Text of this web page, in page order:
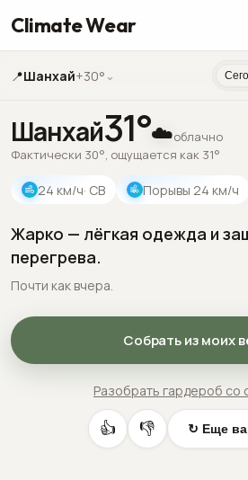
Climate Wear
📍Шанхай+30° ⌄
Шанхай31°☁️облачно
Фактически 30°, ощущается как 31°
24 км/ч· СВ Порывы 24 км/ч
Жарко — лёгкая одежда и
перегрева.
Почти как вчера.
Собрать из моих
Разобрать гардероб со
👍 👎 ↻ Еще